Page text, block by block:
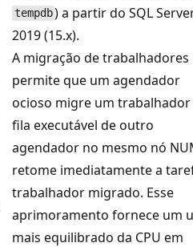
tempdb) a partir do SQL
2019 (15.x).
A migração de trabalhadores
permite que um agendador
ocioso migre um trabalhador
fila executável de outro
agendador no mesmo nó
retome imediatamente a
trabalhador migrado. Esse
aprimoramento fornece um
mais equilibrado da CPU em